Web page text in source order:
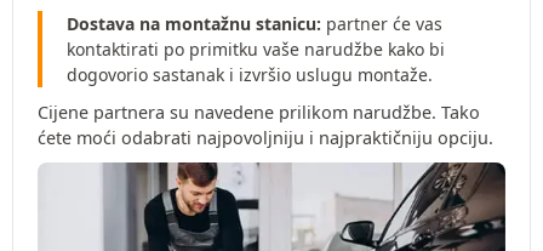
Dostava na montažnu stanicu: partner će vas
kontaktirati po primitku vaše narudžbe kako bi
dogovorio sastanak i izvršio uslugu montaže.
Cijene partnera su navedene prilikom narudžbe. Tako
ćete moći odabrati najpovoljniju i najpraktičniju opciju.